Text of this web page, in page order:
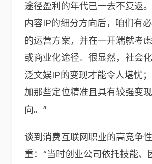
途径盈利的年代已一去不复返
内容IP的细分方向后，咱们有
的运营方案，并在一开端就考
或商业化途径。很显然，社会
泛文娱IP的变现才能令人堪忧
加那些定位精准且具有较强变
向。”
谈到消费互联网职业的高竞争
重：“当时创业公司依托技能、